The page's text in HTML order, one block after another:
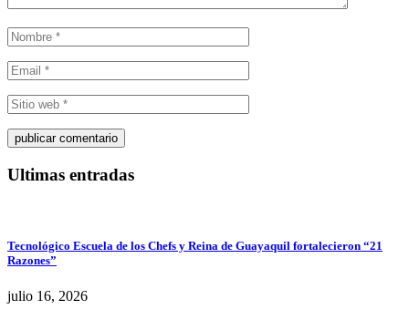
Ultimas entradas
Tecnológico Escuela de los Chefs y Reina de Guayaquil fortalecieron “21
Razones”
julio 16, 2026